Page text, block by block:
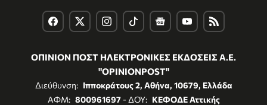
ΟΠΙΝΙΟΝ ΠΟΣΤ ΗΛΕΚΤΡΟΝΙΚΕΣ ΕΚΔΟΣΕΙΣ Α.Ε.
"OPINIONPOST"
Διεύθυνση: Ιπποκράτους 2, Αθήνα, 10679, Ελλάδα
ΑΦΜ: 800961697- ΔΟΥ: ΚΕΦΟΔΕ Αττικής